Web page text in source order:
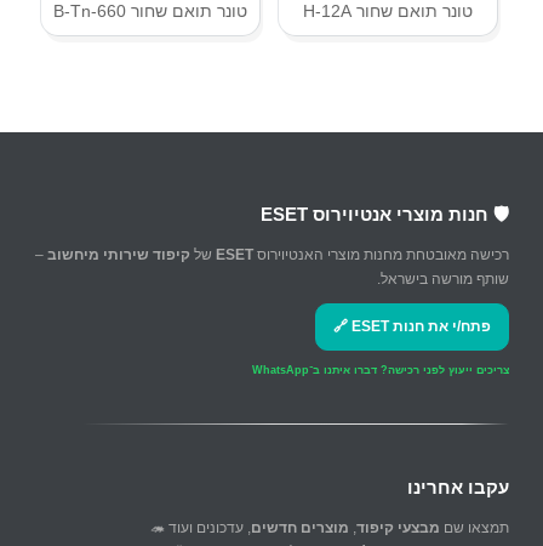
טונר תואם שחור H-12A טונר תואם שחור B-Tn-660
🛡️ חנות מוצרי אנטיוירוס ESET
רכישה מאובטחת מחנות מוצרי האנטיוירוס ESET של קיפוד שירותי מיחשוב –
שותף מורשה בישראל.
פתח/י את חנות ESET 🔗
צריכים ייעוץ לפני רכישה? דברו איתנו ב־WhatsApp
עקבו אחרינו
תמצאו שם מבצעי קיפוד, מוצרים חדשים, עדכונים ועוד 🦔